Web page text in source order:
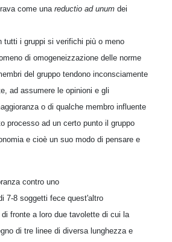
come una reductio ad unum dei
tutti i gruppi si verifichi più o meno
di omogeneizzazione delle norme
del gruppo tendono inconsciamente
ad assumere le opinioni e gli
o di qualche membro influente
processo ad un certo punto il gruppo
e cioè un suo modo di pensare e
contro uno
7-8 soggetti fece quest'altro
fronte a loro due tavolette di cui la
di tre linee di diversa lunghezza e